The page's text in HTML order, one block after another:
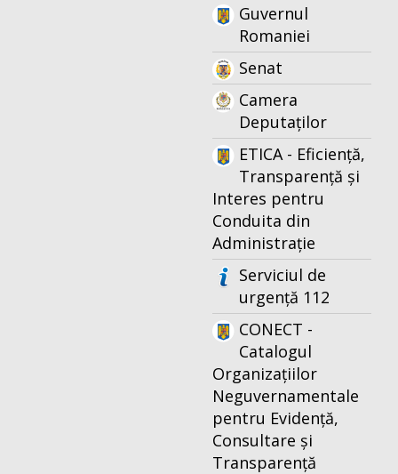
Guvernul
Romaniei
Senat
Camera
Deputaților
ETICA - Eficiență,
Transparență și
Interes pentru
Conduita din
Administrație
Serviciul de
urgență 112
CONECT -
Catalogul
Organizațiilor
Neguvernamentale
pentru Evidență,
Consultare și
Transparență